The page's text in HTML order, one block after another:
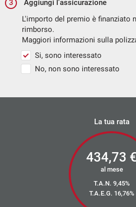
XDS - Sistema differenziale
3
Aggiungi l'assicurazione
L'importo del premio è finanziato
rimborso.
Maggiori informazioni sulla
Si, sono interessato
No, non sono interessato
La tua rata
434,73 €
al mese
T.A.N. 9,45%
T.A.E.G. 16,76%